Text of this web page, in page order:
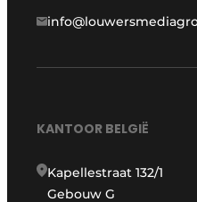
KANTOOR BELGIË
Kapellestraat 132/1
Gebouw G